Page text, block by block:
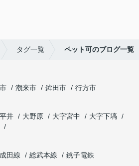
タグ一覧 ペット可のブログ一覧
潮来市 鉾田市
行方市
井 大野原 大字宮中
大字下塙
成田線 総武本線
銚子電鉄